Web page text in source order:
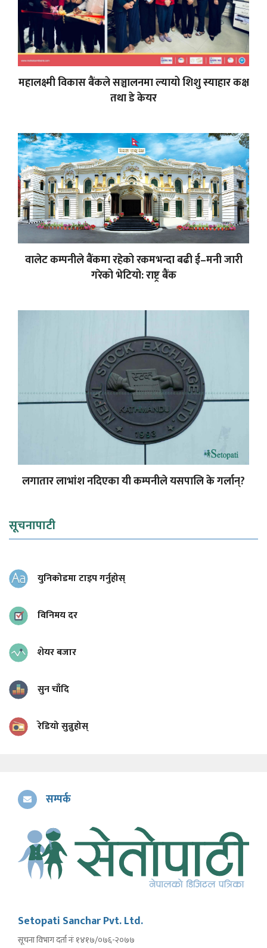
महालक्ष्मी विकास बैंकले सञ्चालनमा ल्यायो शिशु स्याहार कक्ष
तथा डे केयर
वालेट कम्पनीले बैंकमा रहेको रकमभन्दा बढी ई–मनी जारी
गरेको भेटियो: राष्ट्र बैंक
लगातार लाभांश नदिएका यी कम्पनीले यसपालि के गर्लान्?
सूचनापाटी
युनिकोडमा टाइप गर्नुहोस्
विनिमय दर
शेयर बजार
सुन चाँदि
रेडियो सुन्नुहोस्
सम्पर्क
Setopati Sanchar Pvt. Ltd.
सूचना विभाग दर्ता नंः १४१७/०७६-२०७७